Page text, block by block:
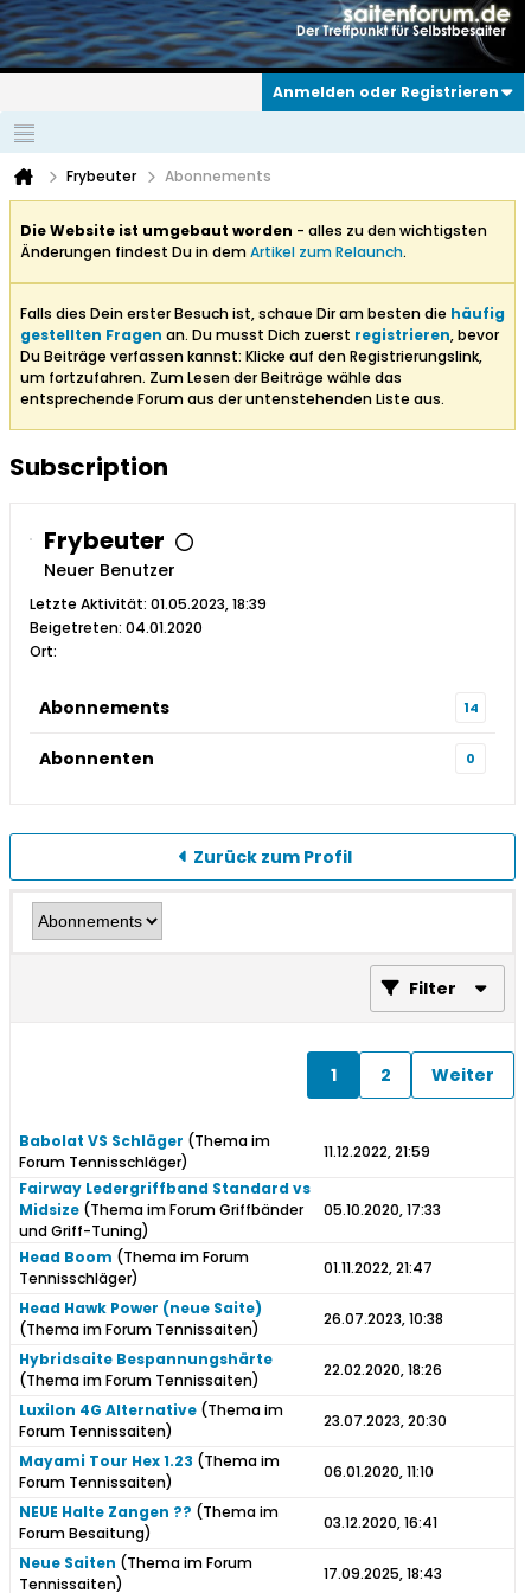
Anmelden oder Registrieren
Frybeuter Abonnements
Die Website ist umgebaut worden - alles zu den wichtigsten
Änderungen findest Du in demArtikel zum Relaunch.
Falls dies Dein erster Besuch ist, schaue Dir am besten die häufig
gestellten Fragen an. Du musst Dich zuerst registrieren, bevor
Du Beiträge verfassen kannst: Klicke auf den Registrierungslink,
um fortzufahren. Zum Lesen der Beiträge wähle das
entsprechende Forum aus der untenstehenden Liste aus.
Subscription
Frybeuter
Neuer Benutzer
Letzte Aktivität: 01.05.2023, 18:39
Beigetreten: 04.01.2020
Ort:
Abonnements 14
Abonnenten 0
Zurück zum Profil
Filter
1 2 Weiter
Babolat VS Schläger (Thema im
Forum Tennisschläger)
11.12.2022, 21:59
Fairway Ledergriffband Standard vs
Midsize (Thema im ForumGriffbänder
und Griff-Tuning)
05.10.2020, 17:33
Head Boom (Thema im Forum
Tennisschläger)
01.11.2022, 21:47
Head Hawk Power (neue Saite)
(Thema im Forum Tennissaiten)
26.07.2023, 10:38
Hybridsaite Bespannungshärte
(Thema im Forum Tennissaiten)
22.02.2020, 18:26
Luxilon 4G Alternative (Thema im
Forum Tennissaiten)
23.07.2023, 20:30
Mayami Tour Hex 1.23 (Thema im
Forum Tennissaiten)
06.01.2020, 11:10
NEUE Halte Zangen ?? (Thema im
ForumBesaitung)
03.12.2020, 16:41
Neue Saiten (Thema im Forum
Tennissaiten)
17.09.2025, 18:43